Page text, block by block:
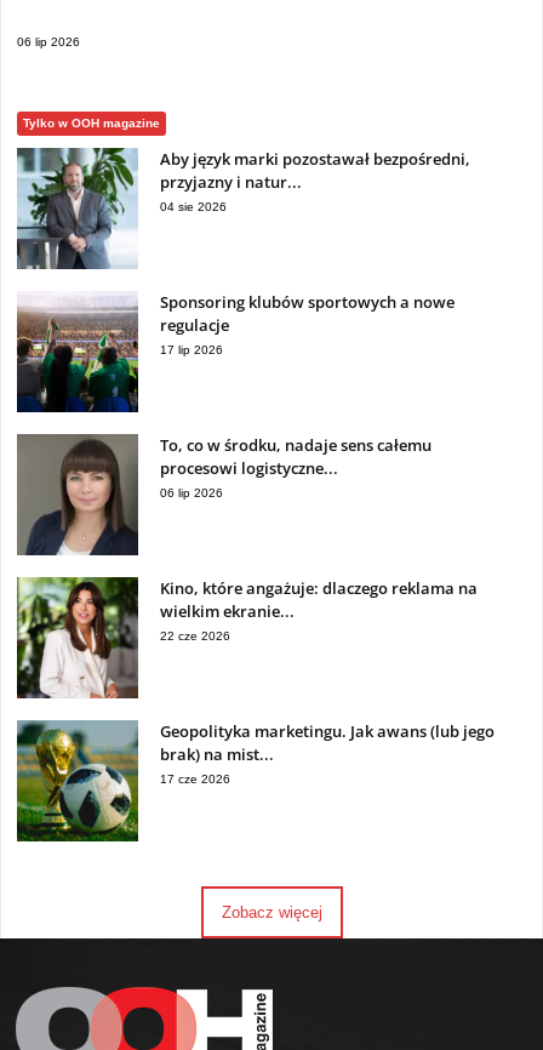
06 lip 2026
Tylko w OOH magazine
Aby język marki pozostawał bezpośredni,
przyjazny i natur...
04 sie 2026
Sponsoring klubów sportowych a nowe
regulacje
17 lip 2026
To, co w środku, nadaje sens całemu
procesowi logistyczne...
06 lip 2026
Kino, które angażuje: dlaczego reklama na
wielkim ekranie...
22 cze 2026
Geopolityka marketingu. Jak awans (lub jego
brak) na mist...
17 cze 2026
Zobacz więcej